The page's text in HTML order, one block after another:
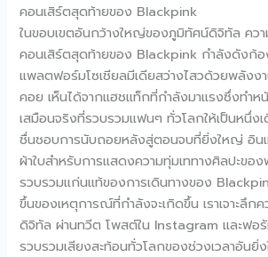
คอนเสิร์ตสุดท้ายของ Blackpink
ในขอบเขตอันกว้างใหญ่ของภูมิทัศน์ดิจิทัล คว
คอนเสิร์ตสุดท้ายของ Blackpink กำลังดังก้
แพลตฟอร์มโซเชียลมีเดียสว่างไสวด้วยพลังง
คอย เห็นได้จากแฮชแท็กที่กำลังมาแรงซึ่งทำ
เสมือนจริงที่รวบรวมแฟนๆ ทั่วโลกให้เป็นหนึ่ง
ชื่นชอบการนับถอยหลังสู่ตอนจบที่ยิ่งใหญ่ อินเ
ผ้าใบสำหรับการแสดงความทุ่มเททางศิลปะขอ
รวบรวมแก่นแท้ของการเดินทางของ
ขึ้นของเหตุการณ์ที่กำลังจะเกิดขึ้น เราเจาะลึก
ดิจิทัล ผ่านทวีต โพสต์ใน Instagram และฟอ
รวบรวมเสียงสะท้อนทั่วโลกของช่วงเวลาอัน